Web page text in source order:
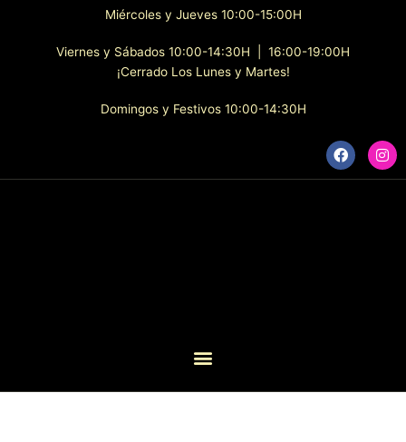
contenido
Miércoles y Jueves 10:00-15:00H
Viernes y Sábados 10:00-14:30H | 16:00-19:00H
¡Cerrado Los Lunes y Martes!
Domingos y Festivos 10:00-14:30H
F
a
c
I
n
s